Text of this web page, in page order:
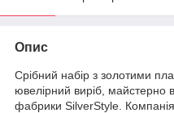
Опис
Срібний набір з золотими
ювелірний виріб, майстерно
фабрики SilverStyle. Компанія